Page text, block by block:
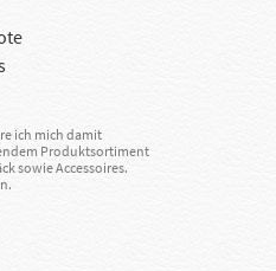
ich mich damit
Produktsortiment
sowie Accessoires.